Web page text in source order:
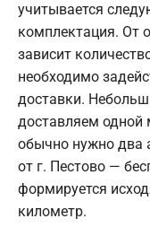
учитывается
комплектация. От
зависит
необходимо
доставки.
доставляем
обычно нужно два
от г. Пестово —
формируется
километр.